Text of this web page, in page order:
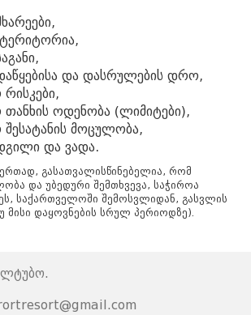
და დასრულების დრო,
თანხის ოდენობა (ლიმიტები),
მოცულობა,
და ვადა.
გასათვალისწინებელია, რომ
და უბედური შემთხვევა, საჭიროა
საქართველოში შემოსვლიდან, გასვლის
მისი დაყოვნების სრულ პერიოდზე).